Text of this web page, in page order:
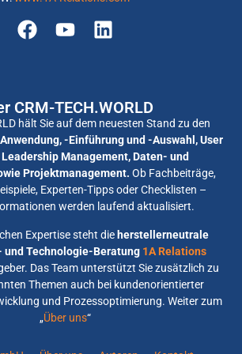
CRM-TECH.WORLD
hält Sie auf dem neuesten Stand zu den
-Einführung und -Auswahl, User
Management, Daten- und
Projektmanagement. Ob Fachbeiträge,
Experten-Tipps oder Checklisten –
werden laufend aktualisiert.
Expertise steht die herstellerneutrale
und Technologie-Beratung 1A Relations
Das Team unterstützt Sie zusätzlich zu
Themen auch bei kundenorientierter
und Prozessoptimierung. Weiter zum
„Über uns“